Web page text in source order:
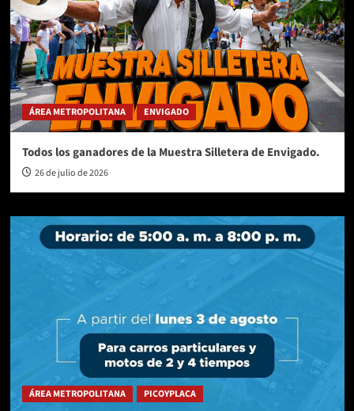
ÁREA METROPOLITANA ENVIGADO
Todos los ganadores de la Muestra Silletera de Envigado.
26 de julio de 2026
ÁREA METROPOLITANA PICOYPLACA